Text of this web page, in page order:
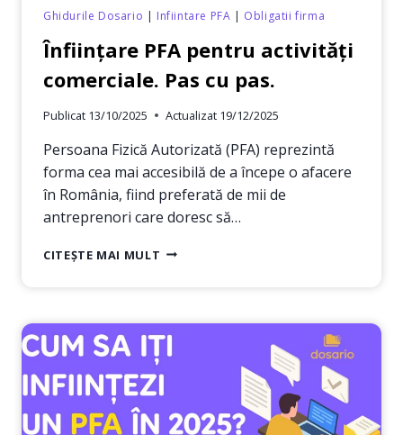
Ghidurile Dosario | Infiintare PFA | Obligatii firma
Înființare PFA pentru activități
comerciale. Pas cu pas.
Publicat 13/10/2025 Actualizat 19/12/2025
Persoana Fizică Autorizată (PFA) reprezintă
forma cea mai accesibilă de a începe o afacere
în România, fiind preferată de mii de
antreprenori care doresc să…
CITEȘTE MAI MULT ÎNFIINȚARE
COMERCIALE.
PAS
CU
PAS.